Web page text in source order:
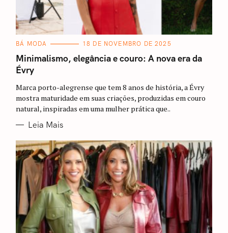
C
T
E
G
I
A
S
BÁ MODA 18 DE NOVEMBRO DE 2025
Minimalismo, elegância e couro: A nova era da
Évry
Marca porto-alegrense que tem 8 anos de história, a Évry
mostra maturidade em suas criações, produzidas em couro
natural, inspiradas em uma mulher prática que..
Leia Mais